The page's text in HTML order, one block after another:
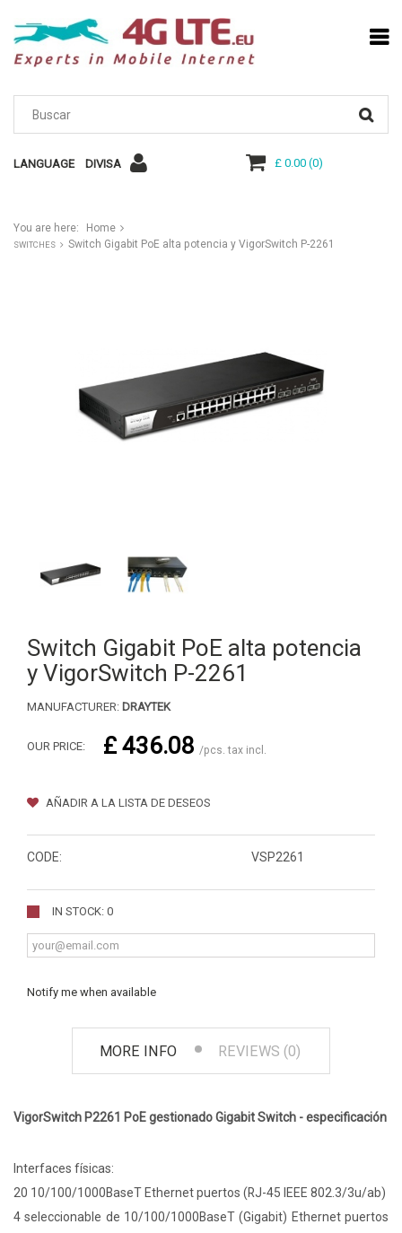
LANGUAGE DIVISA £ 0.00(0)
You are here: Home
SWITCHES Switch Gigabit PoE alta potencia y VigorSwitch P-2261
Switch Gigabit PoE alta potencia
y VigorSwitch P-2261
MANUFACTURER: DRAYTEK
OUR PRICE: £ 436.08 /pcs. tax incl.
AÑADIR A LA LISTA DE DESEOS
CODE: VSP2261
IN STOCK: 0
Notify me when available
MORE INFO REVIEWS (0)
VigorSwitch P2261 PoE gestionado Gigabit Switch - especificación
Interfaces físicas:
20 10/100/1000BaseT Ethernet puertos (RJ-45 IEEE 802.3/3u/ab)
4 seleccionable de 10/100/1000BaseT (Gigabit) Ethernet puertos